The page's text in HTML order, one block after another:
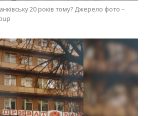
20 років тому? Джерело фото –